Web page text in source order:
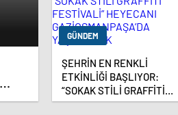
GÜNDEM
ŞEHRİN EN RENKLİ
ETKİNLİĞİ BAŞLIYOR:
“SOKAK STİLİ GRAFFİTİ
FESTİVALİ” HEYECANI